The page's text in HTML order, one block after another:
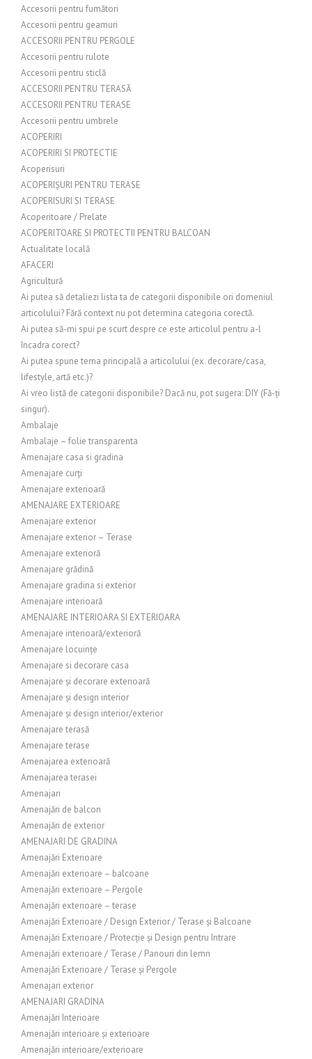
Accesorii pentru fumători
Accesorii pentru geamuri
ACCESORII PENTRU PERGOLE
Accesorii pentru rulote
Accesorii pentru sticlă
ACCESORII PENTRU TERASĂ
ACCESORII PENTRU TERASE
Accesorii pentru umbrele
ACOPERIRI
ACOPERIRI SI PROTECTIE
Acoperisuri
ACOPERIȘURI PENTRU TERASE
ACOPERISURI SI TERASE
Acoperitoare / Prelate
ACOPERITOARE SI PROTECTII PENTRU BALCOAN
Actualitate locală
AFACERI
Agricultură
Ai putea să detaliezi lista ta de categorii disponibile ori domeniul
articolului? Fără context nu pot determina categoria corectă.
Ai putea să-mi spui pe scurt despre ce este articolul pentru a-l
încadra corect?
Ai putea spune tema principală a articolului (ex. decorare/casa,
lifestyle, artă etc.)?
Ai vreo listă de categorii disponibile? Dacă nu, pot sugera: DIY (Fă-ți
singur).
Ambalaje
Ambalaje – folie transparenta
Amenajare casa si gradina
Amenajare curți
Amenajare exterioară
AMENAJARE EXTERIOARE
Amenajare exterior
Amenajare exterior – Terase
Amenajare exterioră
Amenajare grădină
Amenajare gradina si exterior
Amenajare interioară
AMENAJARE INTERIOARA SI EXTERIOARA
Amenajare interioară/exterioră
Amenajare locuințe
Amenajare si decorare casa
Amenajare și decorare exterioară
Amenajare și design interior
Amenajare și design interior/exterior
Amenajare terasă
Amenajare terase
Amenajarea exterioară
Amenajarea terasei
Amenajari
Amenajări de balcon
Amenajări de exterior
AMENAJARI DE GRADINA
Amenajări Exterioare
Amenajări exterioare – balcoane
Amenajări exterioare – Pergole
Amenajări exterioare – terase
Amenajări Exterioare / Design Exterior / Terase și Balcoane
Amenajări Exterioare / Protecție și Design pentru Intrare
Amenajări exterioare / Terase / Panouri din lemn
Amenajări Exterioare / Terase și Pergole
Amenajari exterior
AMENAJARI GRADINA
Amenajări Interioare
Amenajări interioare și exterioare
Amenajări interioare/exterioare